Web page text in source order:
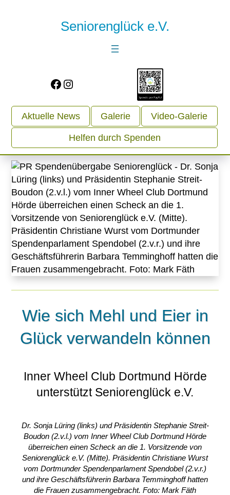
Seniorenglück e.V.
Facebook
Instagram
Aktuelle News Galerie Video-Galerie
Helfen durch Spenden
Wie sich Mehl und Eier in
Glück verwandeln können
Inner Wheel Club Dortmund Hörde
unterstützt Seniorenglück e.V.
Dr. Sonja Lüring (links) und Präsidentin Stephanie Streit-
Boudon (2.v.l.) vom Inner Wheel Club Dortmund Hörde
überreichen einen Scheck an die 1. Vorsitzende von
Seniorenglück e.V. (Mitte). Präsidentin Christiane Wurst
vom Dortmunder Spendenparlament Spendobel (2.v.r.)
und ihre Geschäftsführerin Barbara Temminghoff hatten
die Frauen zusammengebracht. Foto: Mark Fäth